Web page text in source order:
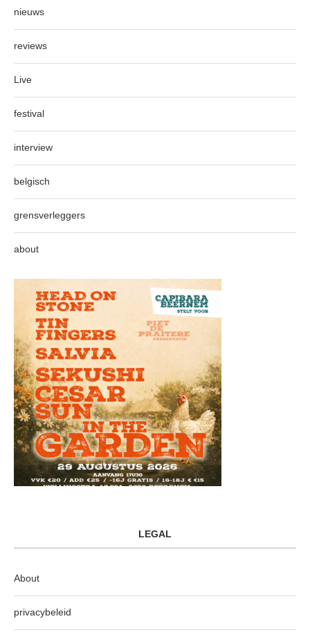
nieuws
reviews
Live
festival
interview
belgisch
grensverleggers
about
LEGAL
About
privacybeleid